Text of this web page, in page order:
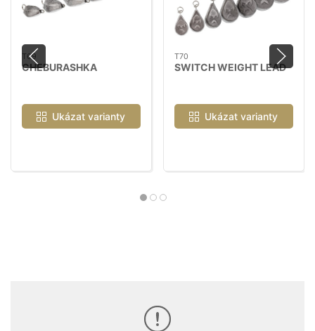
T69
CHEBURASHKA
Ukázat varianty
T70
SWITCH WEIGHT LEAD
Ukázat varianty